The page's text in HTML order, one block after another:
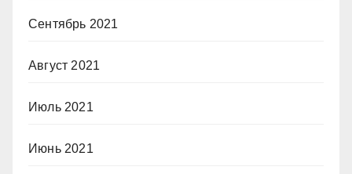
Сентябрь 2021
Август 2021
Июль 2021
Июнь 2021